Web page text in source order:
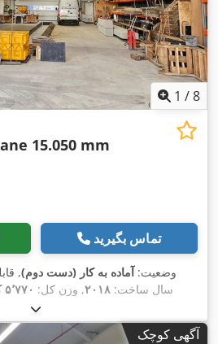
1 /8
15.050 mm
تماس بگیرید
وضعیت:آماده به کار (دست دوم),
سال ساخت: ۲۰۱۸, وزن کل: ۵٬۷۷۰ کیلوگرم
۱۲٬۵۰۰ کیلوگرم
میلی‌متر, ارتفاع بالابری:۶٬۰۰۰ میلی‌متر
آگهی کوچک